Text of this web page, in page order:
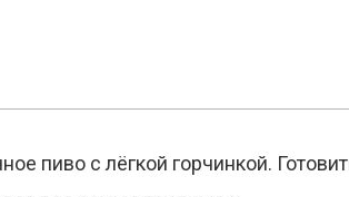
пиво с лёгкой горчинкой.